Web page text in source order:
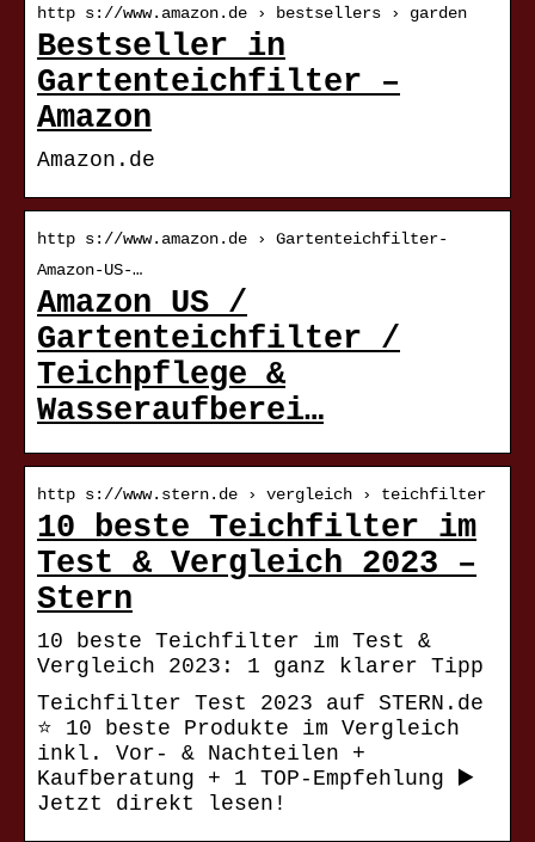
http s://www.amazon.de › bestsellers › garden
Bestseller in
Gartenteichfilter –
Amazon
Amazon.de
http s://www.amazon.de › Gartenteichfilter-
Amazon-US-…
Amazon US /
Gartenteichfilter /
Teichpflege &
Wasseraufberei…
http s://www.stern.de › vergleich › teichfilter
10 beste Teichfilter im
Test & Vergleich 2023 –
Stern
10 beste Teichfilter im Test &
Vergleich 2023: 1 ganz klarer Tipp
Teichfilter Test 2023 auf STERN.de
⭐️ 10 beste Produkte im Vergleich
inkl. Vor- & Nachteilen +
Kaufberatung + 1 TOP-Empfehlung ▶️
Jetzt direkt lesen!